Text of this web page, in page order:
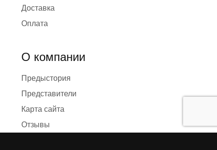
Доставка
Оплата
О компании
Предыстория
Представители
Карта сайта
Отзывы